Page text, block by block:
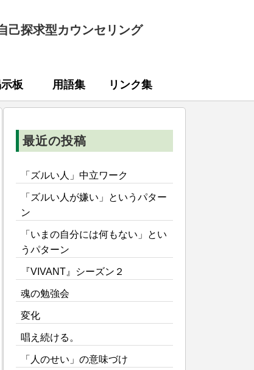
己探求型カウンセリング
板 用語集 リンク集
最近の投稿
「ズルい人」中立ワーク
「ズルい人が嫌い」というパター
ン
「いまの自分には何もない」とい
うパターン
『VIVANT』シーズン２
魂の勉強会
変化
唱え続ける。
「人のせい」の意味づけ